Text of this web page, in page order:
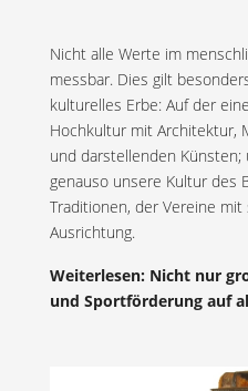
Nicht alle Werte im
messbar. Dies gilt
kulturelles Erbe: Auf der
Hochkultur mit Architektur,
und darstellenden
genauso unsere Kultur des
Traditionen, der Vereine
Ausrichtung.
Weiterlesen: Nicht nur
und Sportförderung auf